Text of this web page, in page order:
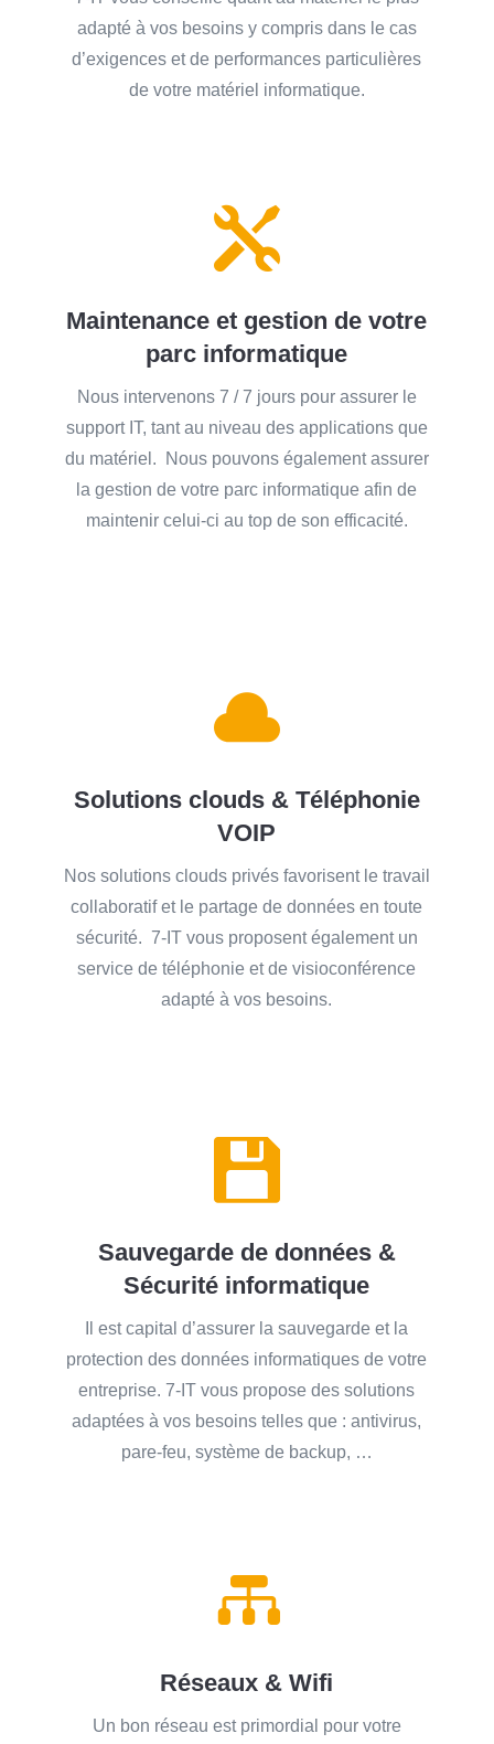
adapté à vos besoins y compris dans le cas
d’exigences et de performances particulières
de votre matériel informatique.

Maintenance et gestion de votre
parc informatique
Nous intervenons 7 / 7 jours pour assurer le
support IT, tant au niveau des applications que
du matériel. Nous pouvons également assurer
la gestion de votre parc informatique afin de
maintenir celui-ci au top de son efficacité.

Solutions clouds & Téléphonie
VOIP
Nos solutions clouds privés favorisent le travail
collaboratif et le partage de données en toute
sécurité. 7-IT vous proposent également un
service de téléphonie et de visioconférence
adapté à vos besoins.

Sauvegarde de données &
Sécurité informatique
Il est capital d’assurer la sauvegarde et la
protection des données informatiques de votre
entreprise. 7-IT vous propose des solutions
adaptées à vos besoins telles que : antivirus,
pare-feu, système de backup, …

Réseaux & Wifi
Un bon réseau est primordial pour votre